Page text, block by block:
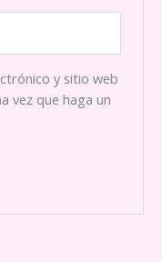
y sitio web
vez que haga un